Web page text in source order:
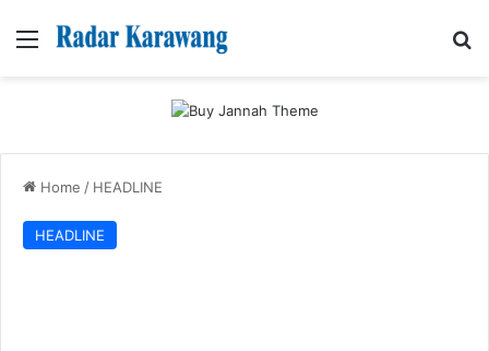
Menu
Home / HEADLINE
HEADLINE